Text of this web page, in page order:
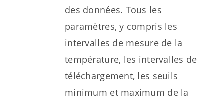
des données. Tous les
paramètres, y compris les
intervalles de mesure de la
température, les intervalles de
téléchargement, les seuils
minimum et maximum de la